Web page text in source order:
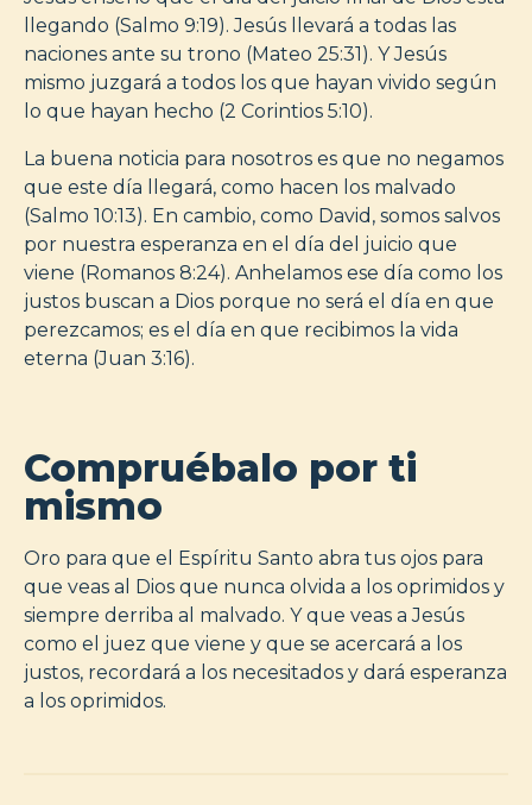
llegando (Salmo 9:19). Jesús llevará a todas las
naciones ante su trono (Mateo 25:31). Y Jesús
mismo juzgará a todos los que hayan vivido según
lo que hayan hecho (2 Corintios 5:10).
La buena noticia para nosotros es que no negamos
que este día llegará, como hacen los malvado
(Salmo 10:13). En cambio, como David, somos salvos
por nuestra esperanza en el día del juicio que
viene (Romanos 8:24). Anhelamos ese día como los
justos buscan a Dios porque no será el día en que
perezcamos; es el día en que recibimos la vida
eterna (Juan 3:16).
Compruébalo por ti
mismo
Oro para que el Espíritu Santo abra tus ojos para
que veas al Dios que nunca olvida a los oprimidos y
siempre derriba al malvado. Y que veas a Jesús
como el juez que viene y que se acercará a los
justos, recordará a los necesitados y dará esperanza
a los oprimidos.